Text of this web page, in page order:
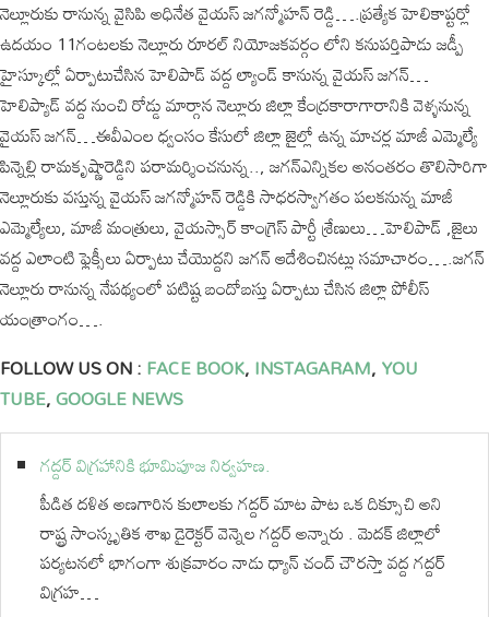
నెల్లూరుకు రానున్న వైసిపి అధినేత వైయస్ జగన్మోహన్ రెడ్డి….ప్రత్యేక హెలికాప్టర్లో
ఉదయం 11గంటలకు నెల్లూరు రూరల్ నియోజకవర్గం లోని కనుపర్తిపాడు జడ్పీ
హైస్కూల్లో ఏర్పాటుచేసిన హెలిపాడ్ వద్ద ల్యాండ్ కానున్న వైయస్ జగన్…
హెలిప్యాడ్ వద్ద నుంచి రోడ్డు మార్గాన నెల్లూరు జిల్లా కేంద్రకారాగారానికి వెళ్ళనున్న
వైయస్ జగన్…ఈవీఎంల ధ్వంసం కేసులో జిల్లా జైల్లో ఉన్న మాచర్ల మాజీ ఎమ్మెల్యే
పిన్నెల్లి రామకృష్ణారెడ్డిని పరామర్శించనున్న.., జగన్ఎన్నికల అనంతరం తొలిసారిగా
నెల్లూరుకు వస్తున్న వైయస్ జగన్మోహన్ రెడ్డికి సాధరస్వాగతం పలకనున్న మాజీ
ఎమ్మెల్యేలు, మాజీ మంత్రులు, వైయస్సార్ కాంగ్రెస్ పార్టీ శ్రేణులు…హెలిపాడ్ ,జైలు
వద్ద ఎలాంటి ఫ్లెక్సీలు ఏర్పాటు చేయొద్దని జగన్ ఆదేశించినట్లు సమాచారం….జగన్
నెల్లూరు రానున్న నేపథ్యంలో పటిష్ట బందోబస్తు ఏర్పాటు చేసిన జిల్లా పోలీస్
యంత్రాంగం….
FOLLOW US ON :FACE BOOK,INSTAGARAM,YOU
TUBE,GOOGLE NEWS
గద్దర్ విగ్రహానికి భూమిపూజ నిర్వహణ.
పీడిత దళిత అణగారిన కులాలకు గద్దర్ మాట పాట ఒక దిక్సూచి అని
రాష్ట్ర సాంస్కృతిక శాఖ డైరెక్టర్ వెన్నెల గద్దర్ అన్నారు . మెదక్ జిల్లాలో
పర్యటనలో భాగంగా శుక్రవారం నాడు ధ్యాన్ చంద్ చౌరస్తా వద్ద గద్దర్
విగ్రహ…